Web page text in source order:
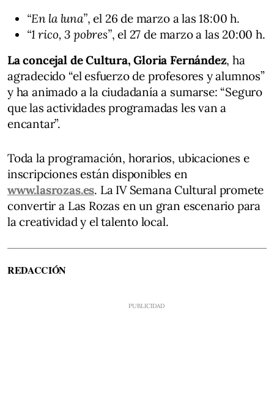
“En la luna”, el 26 de marzo a las 18:00 h.
“1 rico, 3 pobres”, el 27 de marzo a las 20:00 h.
La concejal de Cultura, Gloria Fernández, ha
agradecido “el esfuerzo de profesores y alumnos”
y ha animado a la ciudadanía a sumarse: “Seguro
que las actividades programadas les van a
encantar”.
Toda la programación, horarios, ubicaciones e
inscripciones están disponibles en
www.lasrozas.es. La IV Semana Cultural promete
convertir a Las Rozas en un gran escenario para
la creatividad y el talento local.
REDACCIÓN